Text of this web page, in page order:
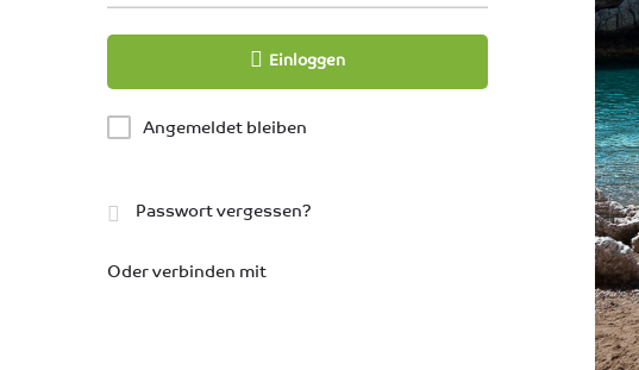
Einloggen
Angemeldet bleiben
Passwort vergessen?
Oder verbinden mit